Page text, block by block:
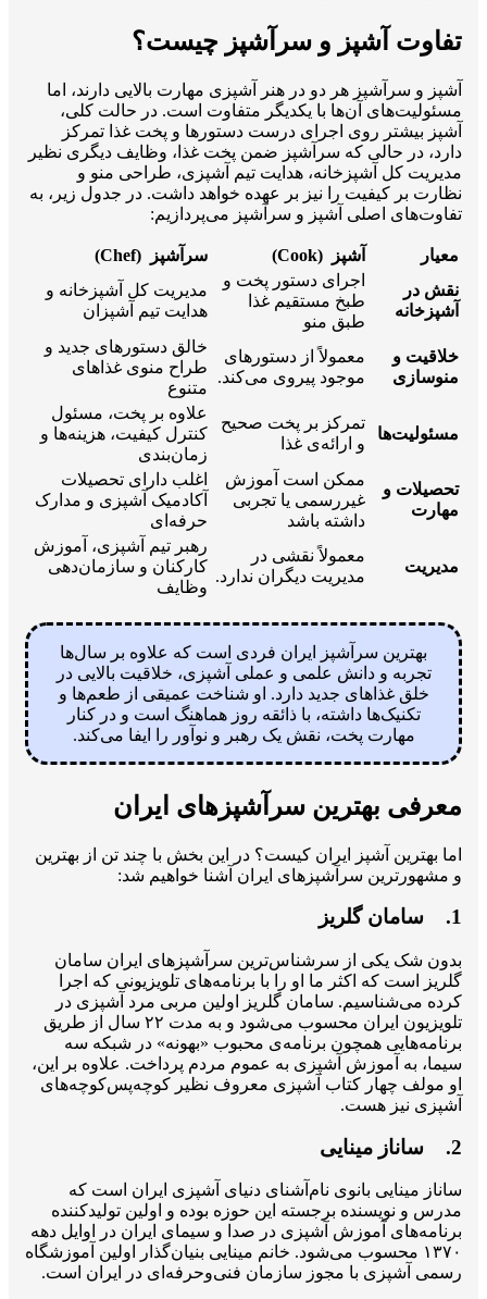
تفاوت آشپز و سرآشپز چیست؟
آشپز و سرآشپز هر دو در هنر آشپزی مهارت بالایی دارند، اما
مسئولیت‌های آن‌ها با یکدیگر متفاوت است. در حالت کلی،
آشپز بیشتر روی اجرای درست دستورها و پخت غذا تمرکز
دارد، در حالی که سرآشپز ضمن پخت غذا، وظایف دیگری نظیر
مدیریت کل آشپزخانه، هدایت تیم آشپزی، طراحی منو و
نظارت بر کیفیت را نیز بر عهده خواهد داشت. در جدول زیر، به
تفاوت‌های اصلی آشپز و سرآشپز می‌پردازیم:
معیار آشپز (Cook) سرآشپز
(Chef)
نقش در
آشپزخانه
اجرای دستور پخت و
طبخ مستقیم غذا
طبق منو
مدیریت کل آشپزخانه و
هدایت تیم آشپزان
خلاقیت و
منوسازی
معمولاً از دستورهای
موجود پیروی می‌کند.
خالق دستورهای جدید و
طراح منوی غذاهای
متنوع
مسئولیت‌ها
تمرکز بر پخت صحیح
و ارائه‌ی غذا
علاوه بر پخت، مسئول
کنترل کیفیت، هزینه‌ها و
زمان‌بندی
تحصیلات و
مهارت
ممکن است آموزش
غیررسمی یا تجربی
داشته باشد
اغلب دارای تحصیلات
آکادمیک آشپزی و مدارک
حرفه‌ای
مدیریت
معمولاً نقشی در
مدیریت دیگران ندارد.
رهبر تیم آشپزی، آموزش
کارکنان و سازمان‌دهی
وظایف
بهترین سرآشپز ایران فردی است که علاوه بر سال‌ها
تجربه و دانش علمی و عملی آشپزی، خلاقیت بالایی در
خلق غذاهای جدید دارد. او شناخت عمیقی از طعم‌ها و
تکنیک‌ها داشته، با ذائقه روز هماهنگ است و در کنار
مهارت پخت، نقش یک رهبر و نوآور را ایفا می‌کند.
معرفی بهترین سرآشپزهای ایران
اما بهترین آشپز ایران کیست؟ در این بخش با چند تن از بهترین
و مشهورترین سرآشپزهای ایران آشنا خواهیم شد:
1. سامان گلریز
بدون شک یکی از سرشناس‌ترین سرآشپزهای ایران سامان
گلریز است که اکثر ما او را با برنامه‌های تلویزیونی که اجرا
کرده می‌شناسیم. سامان گلریز اولین مربی مرد آشپزی در
تلویزیون ایران محسوب می‌شود و به مدت ۲۲ سال از طریق
برنامه‌هایی همچون برنامه‌ی محبوب «بهونه» در شبکه سه
سیما، به آموزش آشپزی به عموم مردم پرداخت. علاوه بر این،
او مولف چهار کتاب آشپزی معروف نظیر کوچه‌پس‌کوچه‌های
آشپزی نیز هست.
2. ساناز مینایی
ساناز مینایی بانوی نام‌آشنای دنیای آشپزی ایران است که
مدرس و نویسنده برجسته این حوزه بوده و اولین تولیدکننده
برنامه‌های آموزش آشپزی در صدا و سیمای ایران در اوایل دهه
۱۳۷۰ محسوب می‌شود. خانم مینایی بنیان‌گذار اولین آموزشگاه
رسمی آشپزی با مجوز سازمان فنی‌وحرفه‌ای در ایران است.